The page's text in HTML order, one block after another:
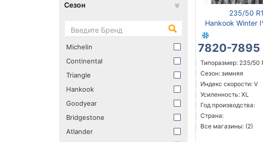
235/50
Hankook Winter
7820-7895
Типоразмер: 235/50
Сезон: зимняя
Индекс скорости: V
Усиленность: XL
Год производства:
Страна:
Все магазины: (2)
Сезон
Michelin
Continental
Triangle
Hankook
Goodyear
Bridgestone
Atlander